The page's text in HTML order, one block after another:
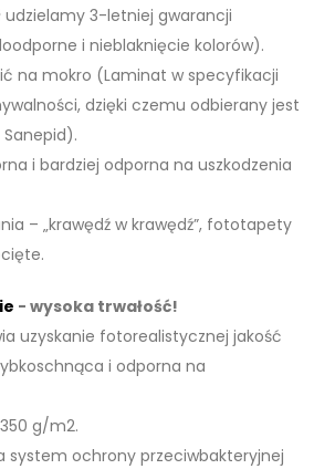
udzielamy 3-letniej gwarancji
i nieblaknięcie kolorów).
na mokro (Laminat w specyfikacji
dzięki czemu odbierany jest
i bardziej odporna na uszkodzenia
– „krawędź w krawędź”, fototapety
- wysoka trwałość!
uzyskanie fotorealistycznej jakość
i odporna na
g/m2.
system ochrony przeciwbakteryjnej